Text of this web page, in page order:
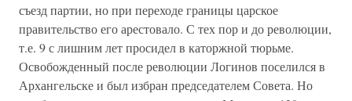
съезд партии, но при переходе границы царское
правительство его арестовало. С тех пор и до революции,
т.е. 9 с лишним лет просидел в каторжной тюрьме.
Освобожденный после революции Логинов поселился в
Архангельске и был избран председателем Совета. Но